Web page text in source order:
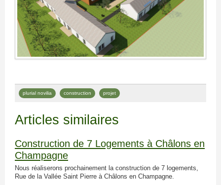
plurial novilia construction projet
Articles similaires
Construction de 7 Logements à Châlons en
Champagne
Nous réaliserons prochainement la construction de 7 logements,
Rue de la Vallée Saint Pierre à Châlons en Champagne.